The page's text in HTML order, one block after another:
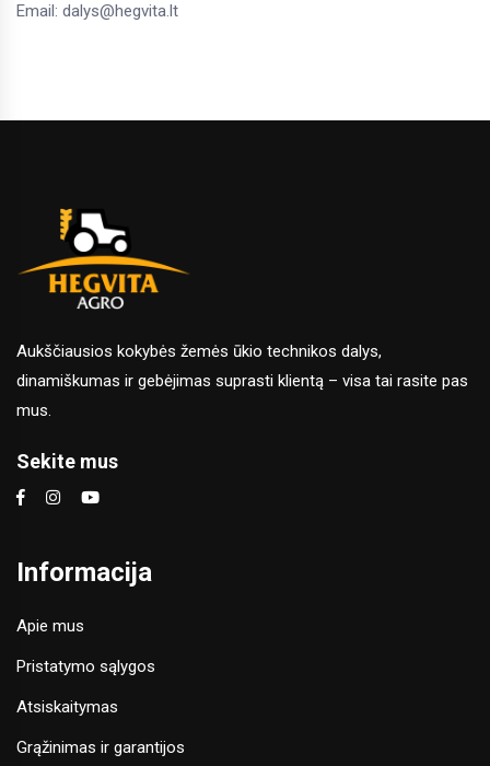
Email: dalys@hegvita.lt
Aukščiausios kokybės žemės ūkio technikos dalys,
dinamiškumas ir gebėjimas suprasti klientą – visa tai rasite pas
mus.
Sekite mus
Informacija
Apie mus
Pristatymo sąlygos
Atsiskaitymas
Grąžinimas ir garantijos